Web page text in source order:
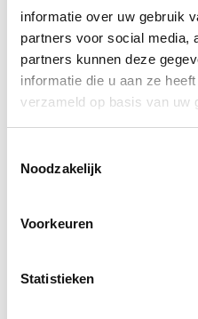
informatie over uw gebruik
partners voor social media,
partners kunnen deze
informatie die u aan ze
verzameld op basis van uw
Noodzakelijk
Voorkeuren
Statistieken
felle scheur.
Responsiviteit
Het pedaal reageert
van je speelstijl. Door
een mildere klank,
Het pedaal is
betekent dat het,
Output
Regelt het